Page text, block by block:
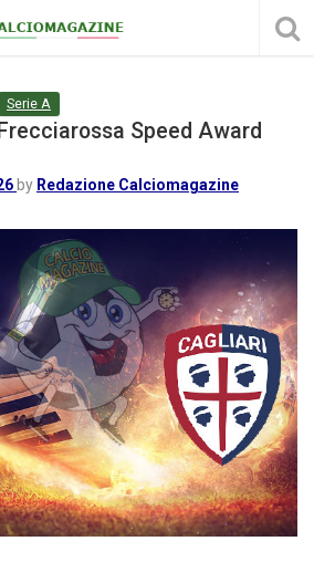
Serie A
Speed Award
by Redazione Calciomagazine